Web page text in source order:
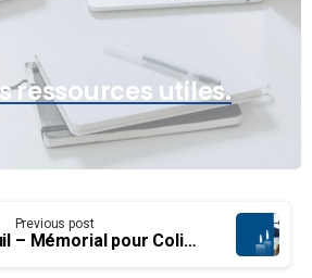
ressources utiles.
Previous post
Jour de deuil – Mémorial pour Colin Toner